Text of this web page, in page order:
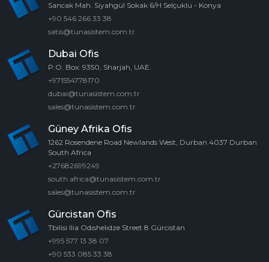
Sancak Mah. Siyahgül Sokak 6/H Selçuklu - Konya
+90 546 266 33 38
satis@tunasistem.com.tr
Dubai Ofis
P.O. Box: 9350, Sharjah, UAE.
+971554778170
dubai@tunasistem.com.tr
sales@tunasistem.com.tr
Güney Afrika Ofis
1262 Rosendene Road Newlands West, Durban 4037 Durban
South Africa
+27682699249
south.africa@tunasistem.com.tr
sales@tunasistem.com.tr
Gürcistan Ofis
Tbilisi Ilia Odıshelıdze Street 8 Gürcistan
+995 577 13 38 07
+90 533 085 33 38